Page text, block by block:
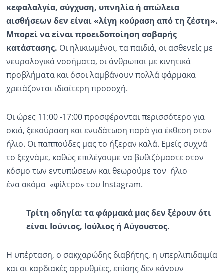
κεφαλαλγία, σύγχυση, υπνηλία ή απώλεια
αισθήσεων δεν είναι «λίγη κούραση από τη ζέστη».
Μπορεί να είναι προειδοποίηση σοβαρής
κατάστασης. Οι ηλικιωμένοι, τα παιδιά, οι ασθενείς με
νευρολογικά νοσήματα, οι άνθρωποι με κινητικά
προβλήματα και όσοι λαμβάνουν πολλά φάρμακα
χρειάζονται ιδιαίτερη προσοχή.
Οι ώρες 11:00 -17:00 προσφέρονται περισσότερο για
σκιά, ξεκούραση και ενυδάτωση παρά για έκθεση στον
ήλιο. Οι παππούδες μας το ήξεραν καλά. Εμείς συχνά
το ξεχνάμε, καθώς επιλέγουμε να βυθιζόμαστε στον
κόσμο των εντυπώσεων και θεωρούμε τον ήλιο
ένα ακόμα «φίλτρο» του Instagram.
Τρίτη οδηγία: τα φάρμακά μας δεν ξέρουν ότι
είναι Ιούνιος, Ιούλιος ή Αύγουστος.
Η υπέρταση, ο σακχαρώδης διαβήτης, η υπερλιπιδαιμία
και οι καρδιακές αρρυθμίες, επίσης δεν κάνουν